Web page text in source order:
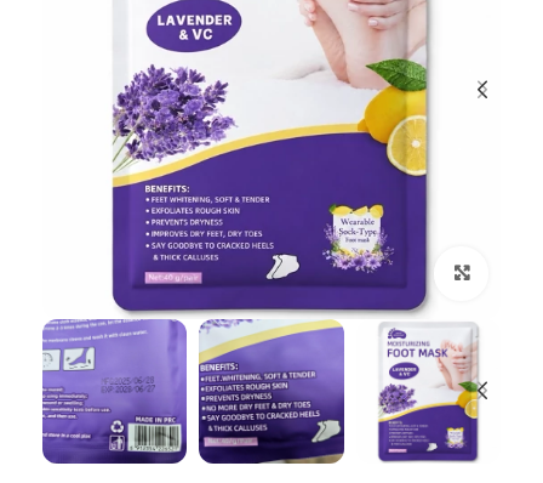
بزرگنمایی تصویر